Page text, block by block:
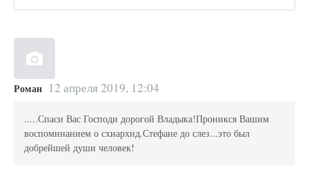
Роман 12 апреля 2019, 12:04
.....Спаси Вас Господи дорогой Владыка!Проникся Вашим
воспоминанием о схиархид.Стефане до слез...это был
добрейшей души человек!